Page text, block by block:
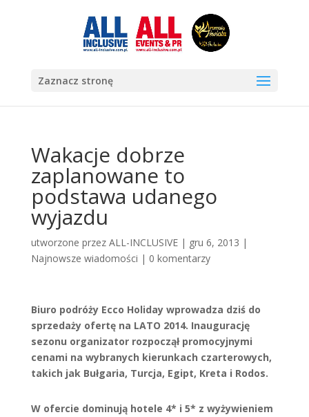
Zaznacz stronę
Wakacje dobrze
zaplanowane to
podstawa udanego
wyjazdu
utworzone przez ALL-INCLUSIVE| gru 6, 2013 |
Najnowsze wiadomości | 0 komentarzy
Biuro podróży Ecco Holiday wprowadza dziś do
sprzedaży ofertę na LATO 2014. Inaugurację
sezonu organizator rozpoczął promocyjnymi
cenami na wybranych kierunkach czarterowych,
takich jak Bułgaria, Turcja, Egipt, Kreta i Rodos.
W ofercie dominują hotele 4* i 5* z wyżywieniem